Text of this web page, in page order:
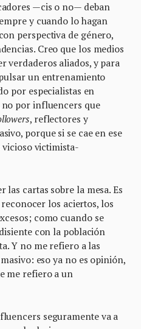
—cis o no— deban
y cuando lo hagan
perspectiva de género,
Creo que los medios
verdaderos aliados, y para
un entrenamiento
por especialistas en
por influencers que
, reflectores y
porque si se cae en ese
victimista-
cartas sobre la mesa. Es
los aciertos, los
como cuando se
con la población
Y no me refiero a las
eso ya no es opinión,
me refiero a un
seguramente va a